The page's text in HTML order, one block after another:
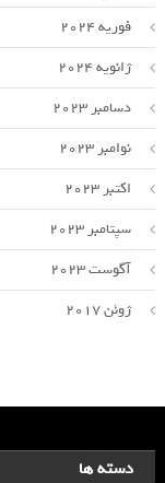
فوریه 2024
ژانویه 2024
دسامبر 2023
نوامبر 2023
اکتبر 2023
سپتامبر 2023
آگوست 2023
ژوئن 2017
دسته ها